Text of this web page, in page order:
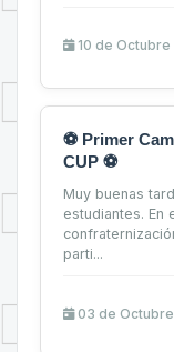
10 de Octubre
⚽ Primer
CUP ⚽
Muy buenas
estudiantes. En
parti...
03 de Octubre